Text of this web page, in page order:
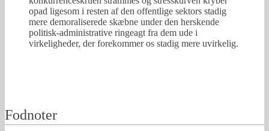
opad ligesom i resten af den offentlige sektors stadig
mere demoraliserede skæbne under den herskende
politisk-administrative ringeagt fra dem ude i
virkeligheder, der forekommer os stadig mere uvirkelig.
Fodnoter